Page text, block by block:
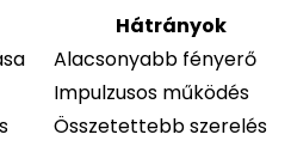
Hátrányok
Alacsonyabb fényerő
Impulzusos működés
Összetettebb szerelés